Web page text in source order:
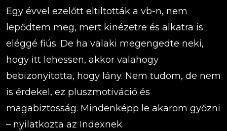
Egy évvel ezelőtt eltiltották a vb-n, nem
lepődtem meg, mert kinézetre és alkatra is
eléggé fiús. De ha valaki megengedte neki,
hogy itt lehessen, akkor valahogy
bebizonyította, hogy lány. Nem tudom, de nem
is érdekel, ez pluszmotiváció és
magabiztosság. Mindenképp le akarom győzni
– nyilatkozta az Indexnek.